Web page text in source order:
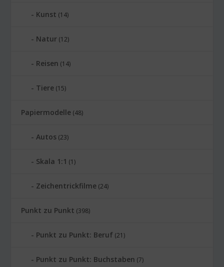
Kunst (14)
Natur (12)
Reisen (14)
Tiere (15)
Papiermodelle (48)
Autos (23)
Skala 1:1 (1)
Zeichentrickfilme (24)
Punkt zu Punkt (398)
Punkt zu Punkt: Beruf (21)
Punkt zu Punkt: Buchstaben (7)